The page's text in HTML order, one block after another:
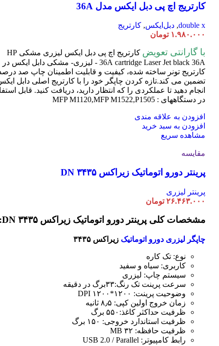
کارتریج اچ پی دبل ایکس مدل 36A
double x
, دبل‌ایکس, کارتریج
۱.۹۸۰.۰۰۰ تومان
با گارانتی تعویض
کارتریج اچ پی دبل ایکس لیزری مشکی HP
36A cartridge Laser
Jet black 36A - لیزری- مشکی دابل ایکس در
کارتریج تونر ساخته شده، کیفیت و قابلیت اطمینان چاپ صد
تضمین می کند.تازه کردن چاپگر خود را با کارتریج اصلی دابل
انجام دهید تا عملکردی را که انتظار دارید، دریافت کنید. قابل
در دستگاههای : MFP M1120,MFP M1522,P1505
افزودن به علاقه مندی
افزودن به سبد خرید
مشاهده سریع
مقایسه
پرینتر دورو اتوماتیک زیراکس DN ۳۴۳۵
پرینتر لیزری
۲۶.۴۶۳.۰۰۰ تومان
مشخصات کلی پرینتر دورو اتوماتیک زیراکس DN ۳۴۳۵:
چاپگر لیزری دورو اتوماتیک زیراکس ۳۴۳۵
نوع: تک کاره
کاربری: سیاه و سفید
سیستم چاپ: لیزری
سرعت پرینت تک رنگ:۳۳برگ در دقیقه
وضوحیت پرینت: ۱۲۰۰*۱۲۰۰ DPI
زمان خروج اولین کپی: ۸٫۵ ثانیه
ظرفیت حداکثر کاغذ:۵۵۰ برگ
ظرفیت استاندارد خروجی: ۱۵۰ برگ
ظرفیت حافظه: ۳۲ MB
رابط کامپیوتر: USB 2.0 / Parallel